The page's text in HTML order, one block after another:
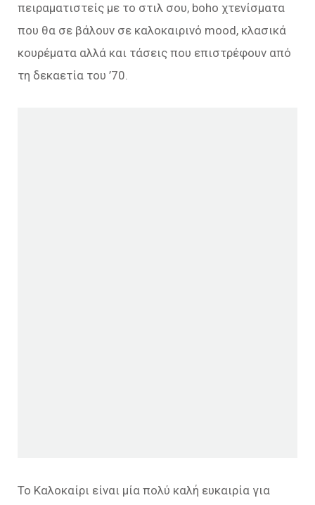
πειραματιστείς με το στιλ σου, boho χτενίσματα
που θα σε βάλουν σε καλοκαιρινό mood, κλασικά
κουρέματα αλλά και τάσεις που επιστρέφουν από
τη δεκαετία του ’70.
Το Καλοκαίρι είναι μία πολύ καλή ευκαιρία για